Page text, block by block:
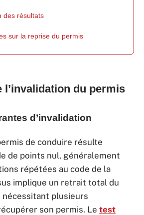
des résultats
sur la reprise du permis
l’invalidation du permis
d’invalidation
de conduire résulte
de points nul, généralement
répétées au code de la
implique un retrait total du
plusieurs
son permis. Le test